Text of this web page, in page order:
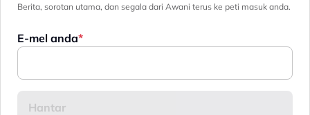
Berita, sorotan utama, dan segala dari Awani terus ke peti masuk anda.
E-mel anda